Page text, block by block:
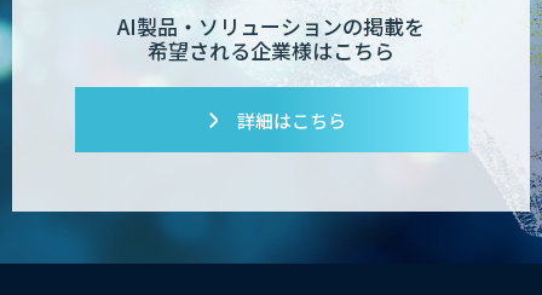
AI製品・ソリューションの掲載を
希望される企業様はこちら
詳細はこちら